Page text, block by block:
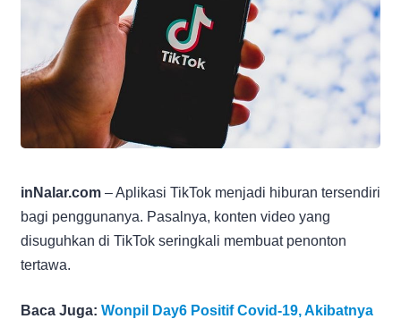
inNalar.com – Aplikasi TikTok menjadi hiburan tersendiri
bagi penggunanya. Pasalnya, konten video yang
disuguhkan di TikTok seringkali membuat penonton
tertawa.
Baca Juga: Wonpil Day6 Positif Covid-19, Akibatnya